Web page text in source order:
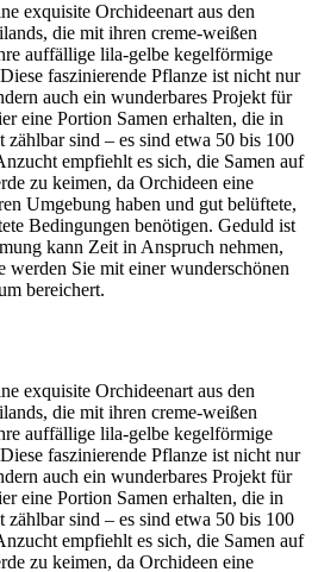
exquisite Orchideenart aus den
die mit ihren creme-weißen
auffällige lila-gelbe kegelförmige
faszinierende Pflanze ist nicht nur
auch ein wunderbares Projekt für
eine Portion Samen erhalten, die in
sind – es sind etwa 50 bis 100
empfiehlt es sich, die Samen auf
zu keimen, da Orchideen eine
Umgebung haben und gut belüftete,
Bedingungen benötigen. Geduld ist
kann Zeit in Anspruch nehmen,
werden Sie mit einer wunderschönen
bereichert.
exquisite Orchideenart aus den
die mit ihren creme-weißen
auffällige lila-gelbe kegelförmige
faszinierende Pflanze ist nicht nur
auch ein wunderbares Projekt für
eine Portion Samen erhalten, die in
sind – es sind etwa 50 bis 100
empfiehlt es sich, die Samen auf
zu keimen, da Orchideen eine